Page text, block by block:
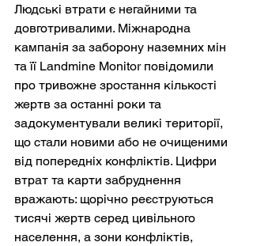
Людські втрати є негайними та
довготривалими. Міжнародна
кампанія за заборону наземних мін
та її Landmine Monitor повідомили
про тривожне зростання кількості
жертв за останні роки та
задокументували великі території,
що стали новими або не очищеними
від попередніх конфліктів. Цифри
втрат та карти забруднення
вражають: щорічно реєструються
тисячі жертв серед цивільного
населення, а зони конфліктів,